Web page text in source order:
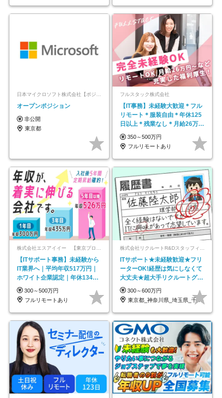
日本マイクロソフト株式会社【ポジションマッチ登録】
オープンポジション
非公開
東京都
フルスタック株式会社
【IT事務】未経験大歓迎＊フル
リモート＊服装自由＊年休125
日以上＊残業なし＊月給26万円
以上
350～500万円
フルリモートあり
【ITサポート事務】未経験から
IT業界へ｜平均年収517万円｜
ホワイト企業認定｜年休134日
｜リモートOK
300～500万円
フルリモートあり
ITサポート★未経験歓迎★フリ
ーターOK!経歴は気にしなくて
大丈夫★超大手リクルートグル
ープの正社員/sg
300～600万円
東京都_神奈川県_埼玉県_千葉県_大阪府…